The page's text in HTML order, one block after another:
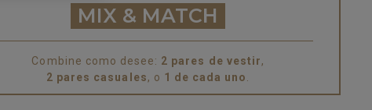
MIX & MATCH
Combine como desee: 2 pares de vestir,
2 pares casuales, o 1 de cada uno